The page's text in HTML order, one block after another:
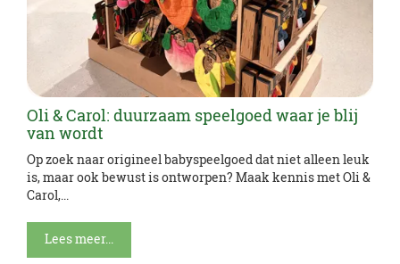
Oli & Carol: duurzaam speelgoed waar je blij
van wordt
Op zoek naar origineel babyspeelgoed dat niet alleen leuk
is, maar ook bewust is ontworpen? Maak kennis met Oli &
Carol,...
Lees meer...